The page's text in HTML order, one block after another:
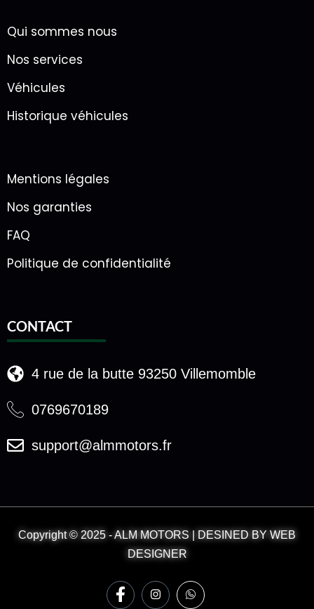
Qui sommes nous
Nos services
Véhicules
Historique véhicules
Mentions légales
Nos garanties
FAQ
Politique de confidentialité
CONTACT
4 rue de la butte 93250 Villemomble
0769670189
support@almmotors.fr
Copyright © 2025 - ALM MOTORS | DESINED BY WEB
DESIGNER